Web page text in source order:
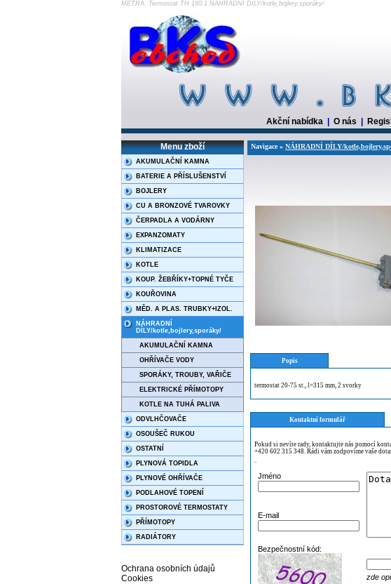
METRA. Termostat TH 160.1 NÁHRADNÍ DÍLY/kotle,bojlery,sporáky/
Akční nabídka O nás
Menu zboží
AKUMULAČNÍ KAMNA
BATERIE A PŘÍSLUŠENSTVÍ
BOJLERY
CU A BRONZOVÉ TVAROVKY
ČERPADLA A VODÁRNY
EXPANZOMATY
KLIMATIZACE
KOTLE
KOUP. ŽEBŘÍKY+TOPNÉ TYČE
KOUŘOVINA
MĚD. A PLAS. TRUBKY+IZOL.
NÁHRADNÍ
DÍLY/kotle,bojlery,sporáky/
AKUMULAČNÍ KAMNA
OHŘÍVAČE VODY
SPORÁKY, TROUBY, VAŘIČE
ELEKTRICKÉ PŘÍMOTOPY
KOTLE NA TUHÁ PALIVA
ODVLHČOVAČE
OSOUŠEČ RUKOU
OSTATNÍ
PLYNOVÁ TOPIDLA
PLYNOVÉ OHŘÍVAČE
PODLAHOVÉ TOPENÍ
PROSTOROVÉ TERMOSTATY
PŘÍMOTOPY
RADIÁTORY
Ochrana osobních údajů
Cookies
Navigace » NÁHRADNÍ DÍLY/
Popis
termostat 20-75 st., l=315 mm, 2 svorky
Kontaktní formulář
Pokud si nevíte rady, kontaktujte nás pomocí
+420 602 315 348. Rádi vám zodpovíme vaše
¨
Jméno
E-mail
Bezpečnostní kód:
zde